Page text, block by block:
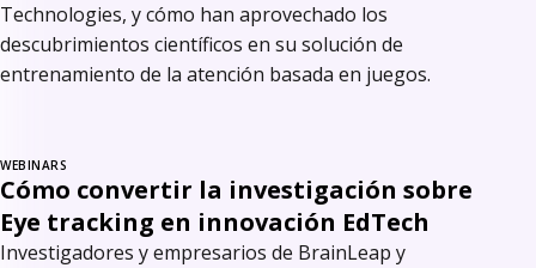
Technologies, y cómo han aprovechado los
descubrimientos científicos en su solución de
entrenamiento de la atención basada en juegos.
WEBINARS
Cómo convertir la investigación sobre
Eye tracking en innovación EdTech
Investigadores y empresarios de BrainLeap y